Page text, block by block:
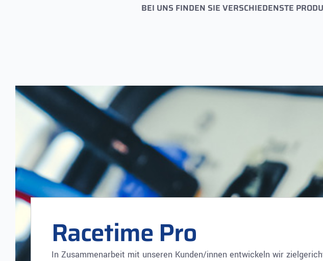
BEI UNS FINDEN SIE VERSCHIEDENSTE
Racetime Pro
In Zusammenarbeit mit unseren Kunden/innen entwickeln wir